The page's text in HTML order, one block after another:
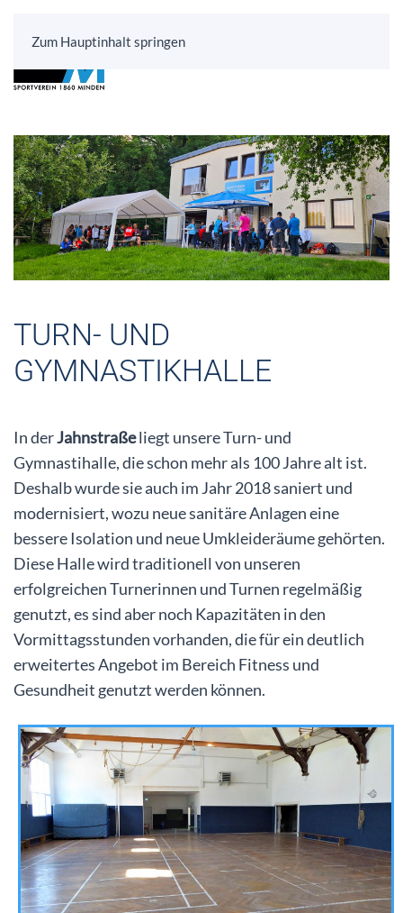
Zum Hauptinhalt springen
TURN- UND
GYMNASTIKHALLE
In derJahnstraßeliegt unsere Turn- und
Gymnastihalle, die schon mehr als 100 Jahre alt ist.
Deshalb wurde sie auch im Jahr 2018 saniert und
modernisiert, wozu neue sanitäre Anlagen eine
bessere Isolation und neue Umkleideräume gehörten.
Diese Halle wird traditionell von unseren
erfolgreichen Turnerinnen und Turnen regelmäßig
genutzt, es sind aber noch Kapazitäten in den
Vormittagsstunden vorhanden, die für ein deutlich
erweitertes Angebot im Bereich Fitness und
Gesundheit genutzt werden können.